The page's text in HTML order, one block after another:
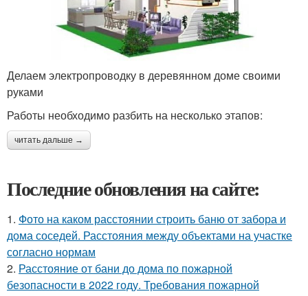
Делаем электропроводку в деревянном доме своими
руками
Работы необходимо разбить на несколько этапов:
читать дальше →
Последние обновления на сайте:
1. Фото на каком расстоянии строить баню от забора и
дома соседей. Расстояния между объектами на участке
согласно нормам
2. Расстояние от бани до дома по пожарной
безопасности в 2022 году. Требования пожарной